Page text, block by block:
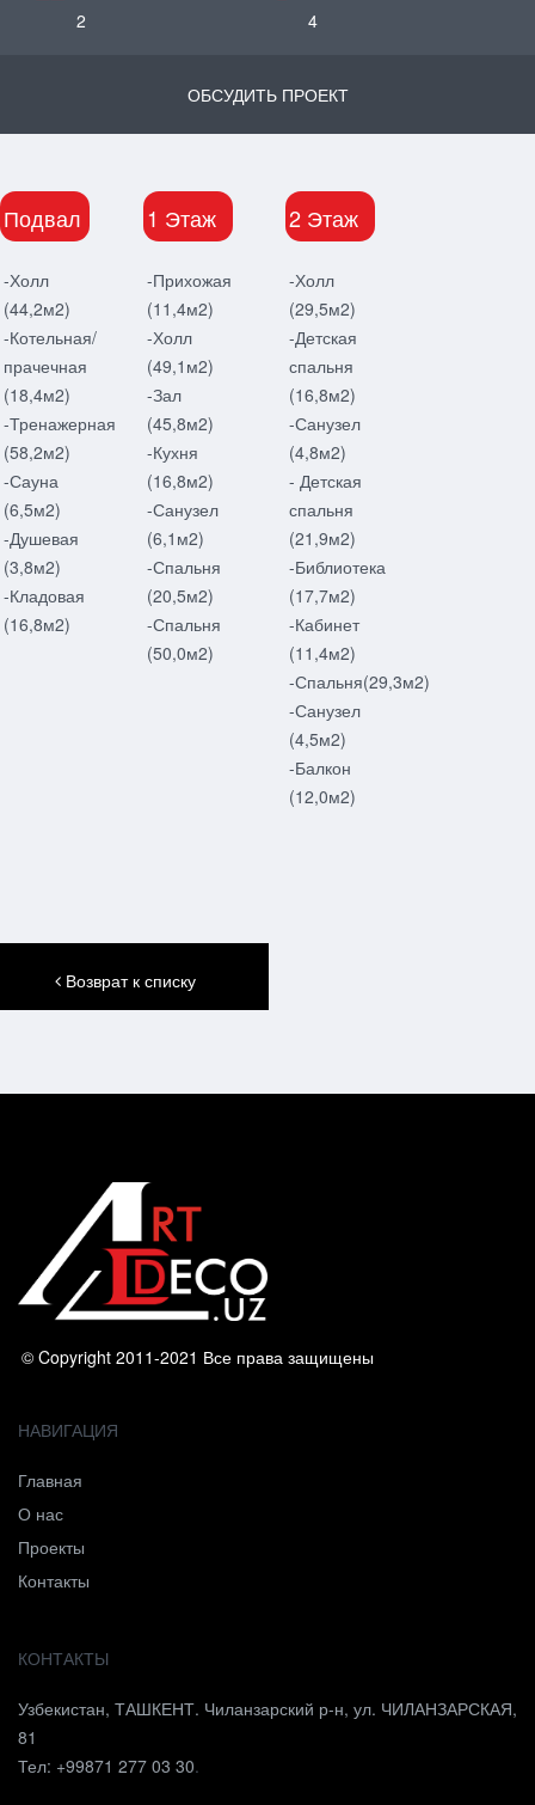
2
4
ОБСУДИТЬ ПРОЕКТ
Подвал
-Холл
(44,2м2)
-Котельная/
прачечная
(18,4м2)
-Тренажерная
(58,2м2)
-Сауна
(6,5м2)
-Душевая
(3,8м2)
-Кладовая
(16,8м2)
1 Этаж
-Прихожая
(11,4м2)
-Холл
(49,1м2)
-Зал
(45,8м2)
-Кухня
(16,8м2)
-Санузел
(6,1м2)
-Спальня
(20,5м2)
-Спальня
(50,0м2)
2 Этаж
-Холл
(29,5м2)
-Детская
спальня
(16,8м2)
-Санузел
(4,8м2)
- Детская
спальня
(21,9м2)
-Библиотека
(17,7м2)
-Кабинет
(11,4м2)
-Спальня(29,3м2)
-Санузел
(4,5м2)
-Балкон
(12,0м2)
Возврат к списку
© Copyright 2011-2021 Все права защищены
НАВИГАЦИЯ
Главная
О нас
Проекты
Контакты
КОНТАКТЫ
Узбекистан, ТАШКЕНТ. Чиланзарский р-н, ул. ЧИЛАНЗАРСКАЯ,
81
Тел: +99871 277 03 30.